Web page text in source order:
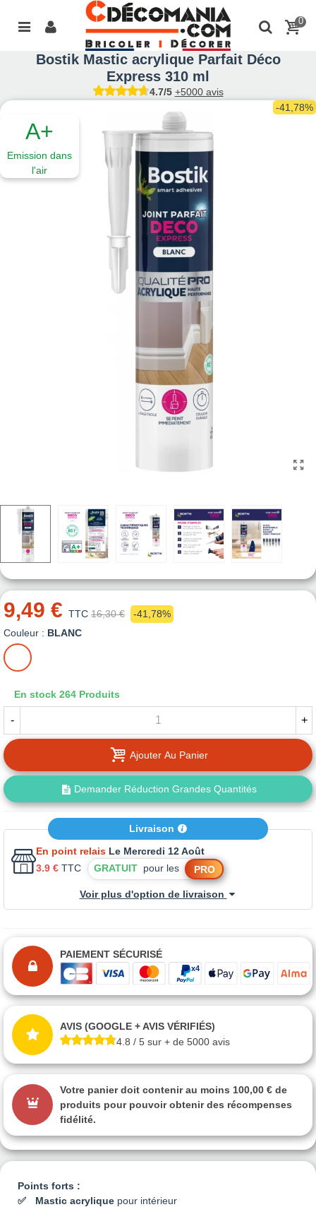
0
Bostik Mastic acrylique Parfait Déco
Express 310 ml
4.7/5 +5000 avis
A+
Emission dans
l'air
-41,78%
Points forts :
Mastic acrylique pour intérieur
9,49 € TTC 16,30 €
-41,78%
Couleur : BLANC
BLANC
En stock 264 Produits
- +
Ajouter Au Panier
Demander Réduction Grandes Quantités
Livraison
En point relais Le Mercredi 12 Août
3.9 € TTC GRATUIT pour les PRO
Voir plus d'option de livraison
PAIEMENT SÉCURISÉ
AVIS (GOOGLE + AVIS VÉRIFIÉS)
4.8 / 5 sur + de 5000 avis
Votre panier doit contenir au moins 100,00 € de
produits pour pouvoir obtenir des récompenses
fidélité.